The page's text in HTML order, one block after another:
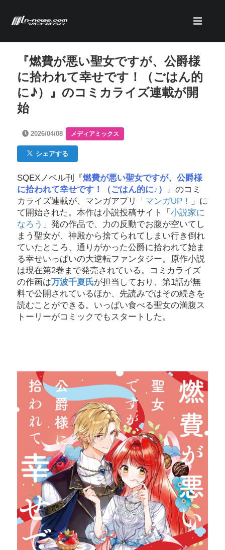
『燃費が悪い聖女ですが、公爵様
に拾われて幸せです！（ごはん的
に♪）』のコミカライズ連載が開
始
2026/04/08 メディアミックス
シェアする
SQEXノベル刊『 燃費が悪い聖女ですが、公爵様
に拾われて幸せです！（ごはん的に♪）
』のコミ
カライズ連載が、マンガアプリ「 マンガUP！
」に
て開始された。本作は小説投稿サイト「 小説家に
なろう 」発の作品で、力の反動でお腹が空いてし
まう聖女が、神殿から捨てられてしまい行き倒れ
ていたところ、通りがかった公爵に拾われて始ま
る幸せいっぱいの大逆転ファンタジー。原作小説
は現在第2巻まで発売されている。コミカライズ
の作画は万波千夏氏が担当しており、第1話が無
料で公開されているほか、先読みではその続きを
読むことができる。いっぱい食べる聖女の満腹ス
トーリーがコミックでもスタートした。